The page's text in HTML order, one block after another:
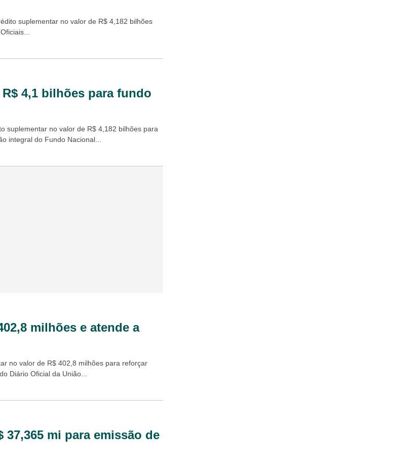
suplementar no valor de R$ 4,182 bilhões
4,1 bilhões para fundo
suplementar no valor de R$ 4,182 bilhões para
integral do Fundo Nacional...
milhões e atende a
no valor de R$ 402,8 milhões para reforçar
Diário Oficial da União...
mi para emissão de